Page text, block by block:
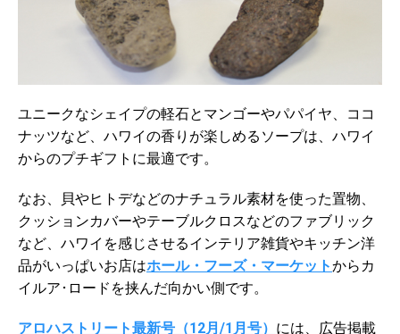
ユニークなシェイプの軽石とマンゴーやパパイヤ、ココ
ナッツなど、ハワイの香りが楽しめるソープは、ハワイ
からのプチギフトに最適です。
なお、
貝やヒトデなどのナチュラル素材を使った置物、
クッションカバーやテーブルクロスなどのファブリック
など、ハワイを感じさせるインテリア雑貨やキッチン洋
品がいっぱいお店はホール・フーズ・マーケットからカ
イルア･ロードを挟んだ向かい側です。
アロハストリート最新号（12月/1月号） には、広告掲載